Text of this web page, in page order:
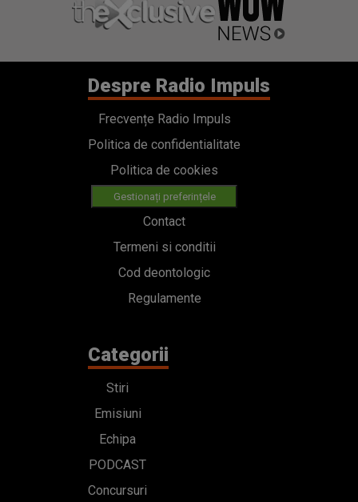
Despre Radio Impuls
Frecvențe Radio Impuls
Politica de confidentialitate
Politica de cookies
Gestionați preferințele
Contact
Termeni si conditii
Cod deontologic
Regulamente
Categorii
Stiri
Emisiuni
Echipa
PODCAST
Concursuri